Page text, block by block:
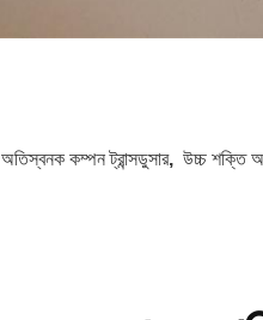
অতিস্বনক কম্পন ট্রান্সডুসার, উচ্চ শক্তি